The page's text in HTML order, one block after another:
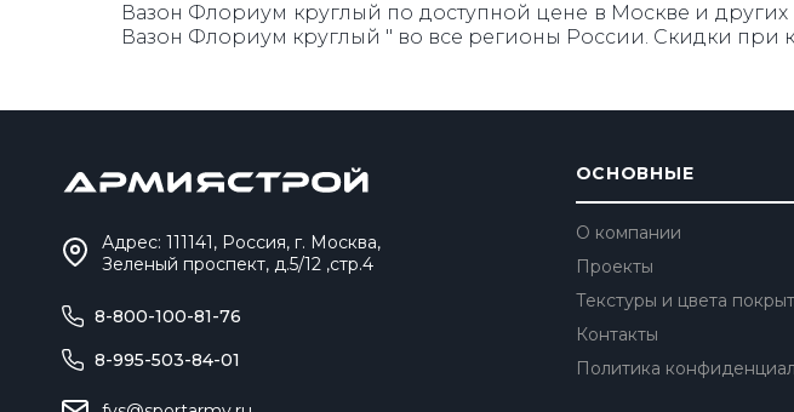
Вазон Флориум круглый по доступной цене в Москве и других
Вазон Флориум круглый " во все регионы России. Скидки при
Адрес: 111141, Россия, г. Москва,
Зеленый проспект, д.5/12 ,стр.4
8-800-100-81-76
8-995-503-84-01
ОСНОВНЫЕ
О компании
Проекты
Текстуры и цвета
Контакты
Политика